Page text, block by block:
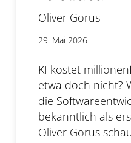
Oliver Gorus
29. Mai 2026
KI kostet
etwa doch nicht?
die
bekanntlich als
Oliver Gorus